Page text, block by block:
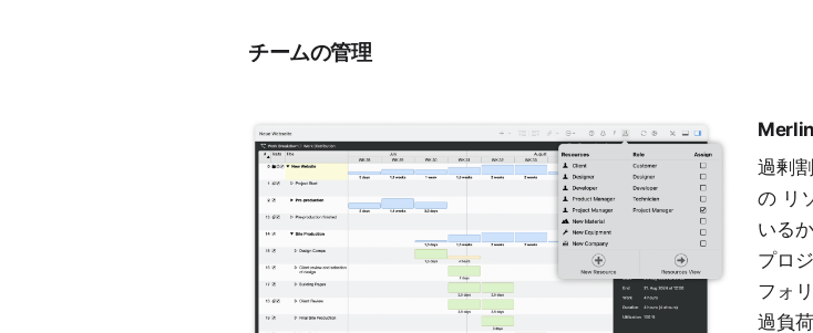
チームの管理
過剰
の リ
いる
プロ
フォ
過負